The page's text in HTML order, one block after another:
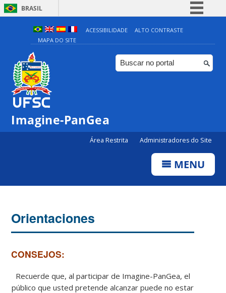
BRASIL
Simplifique!
Comunica BR
Participe
ACESSIBILIDADE
ALTO CONTRASTE
MAPA DO SITE
Imagine-PanGea
Área Restrita Administradores do Site
MENU
Orientaciones
​CONSEJOS:​
Recuerde que, al participar de Imagine-PanGea, el
público que usted pretende alcanzar puede no estar